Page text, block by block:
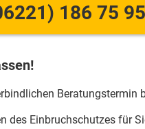
186 75 95
Beratungstermin
des Einbruchschutzes für